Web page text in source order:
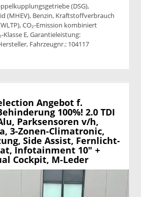
(DSG),
(MHEV), Benzin, Kraftstoffverbrauch
CO₂-Emission kombiniert
Klasse E, Garantieleistung:
Fahrzeugnr.: 104117
drucken
Angebot f.
100%! 2.0 TDI
Parksensoren v/h,
3-Zonen-Climatronic,
Side Assist, Fernlicht-
Infotainment 10" +
Cockpit, M-Leder